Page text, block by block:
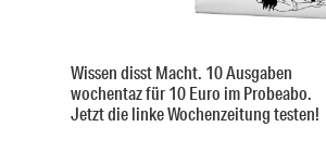
Wissen disst Macht. 10 Ausgaben
wochentaz für 10 Euro im Probeabo.
Jetzt die linke Wochenzeitung testen!